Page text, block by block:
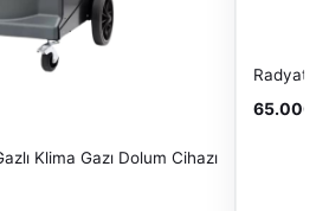
Klima Gazı Dolum Cihazı